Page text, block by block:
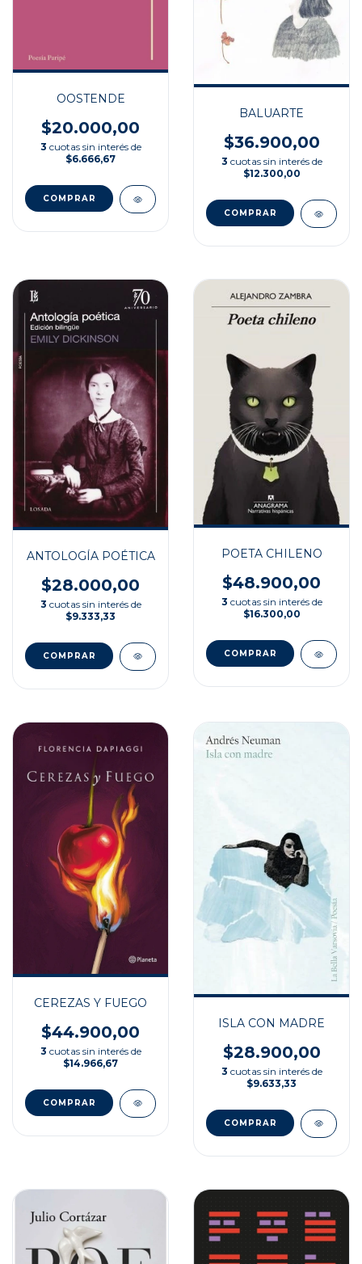
OOSTENDE
$20.000,00
3 cuotas sin interés de
$6.666,67
BALUARTE
$36.900,00
3 cuotas sin interés de
$12.300,00
ANTOLOGÍA POÉTICA
$28.000,00
3 cuotas sin interés de
$9.333,33
POETA CHILENO
$48.900,00
3 cuotas sin interés de
$16.300,00
CEREZAS Y FUEGO
$44.900,00
3 cuotas sin interés de
$14.966,67
ISLA CON MADRE
$28.900,00
3 cuotas sin interés de
$9.633,33